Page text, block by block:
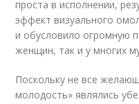
проста в исполнении,
эффект визуального
и обусловило огромную
женщин, так и у многих
Поскольку не все
молодость» являлись